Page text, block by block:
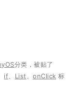
分类，被贴了
if List 、onClick 标